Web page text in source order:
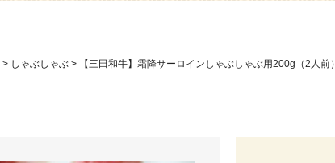
しゃぶしゃぶ 【三田和牛】霜降サーロインしゃぶしゃぶ用200g（2人前）